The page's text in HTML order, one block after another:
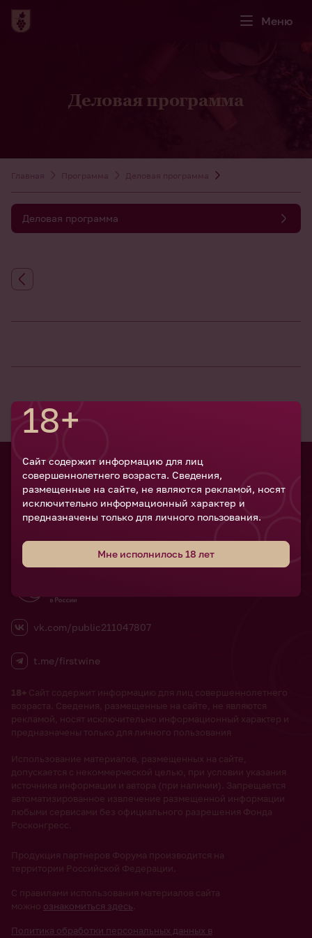
Меню
Деловая программа
Главная Программа Деловая программа
Деловая программа
Российский
винодельческий
форум
vk.com/public211047807
t.me/firstwine
18+ Сайт содержит информацию для лиц совершеннолетнего
возраста. Сведения, размещенные на сайте, не являются
рекламой, носят исключительно информационный характер и
предназначены только для личного пользования
Использование материалов, размещенных на сайте,
допускается с некоммерческой целью, при условии указания
источника информации и автора (при наличии). Запрещается
автоматизированное извлечение размещенной информации
любыми сервисами без официального разрешения Фонда
Росконгресс.
Продукция партнеров Форума производится на
территории Российской Федерации.
С правилами использования материалов сайта
можно ознакомиться здесь
Политика обработки персональных данных в
18+
Сайт содержит информацию для лиц
совершеннолетнего возраста. Сведения,
размещенные на сайте, не являются рекламой, носят
исключительно информационный характер и
предназначены только для личного пользования.
Мне исполнилось 18 лет